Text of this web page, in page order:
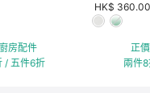
房配件
/ 五件6折
HK$ 360.00
正
兩件